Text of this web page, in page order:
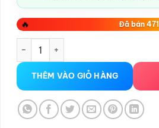
🔥 Đã bán 471
THÊM VÀO GIỎ HÀNG